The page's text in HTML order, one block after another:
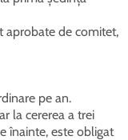
aprobate de comitet,
pe an.
la cererea a trei
înainte, este obligat